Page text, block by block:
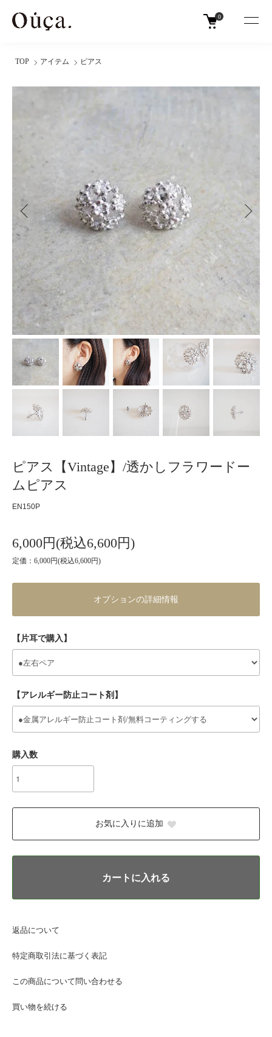
0
TOP アイテム ピアス
ピアス【Vintage】/透かしフラワードー
ムピアス
EN150P
6,000円(税込6,600円)
定価：6,000円(税込6,600円)
オプションの詳細情報
【片耳で購入】
【アレルギー防止コート剤】
購入数
お気に入りに追加
カートに入れる
返品について
特定商取引法に基づく表記
この商品について問い合わせる
買い物を続ける